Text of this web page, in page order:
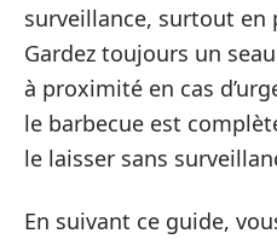
surveillance, surtout en
Gardez toujours un
à proximité en cas
le barbecue est
le laisser sans
En suivant ce guide,